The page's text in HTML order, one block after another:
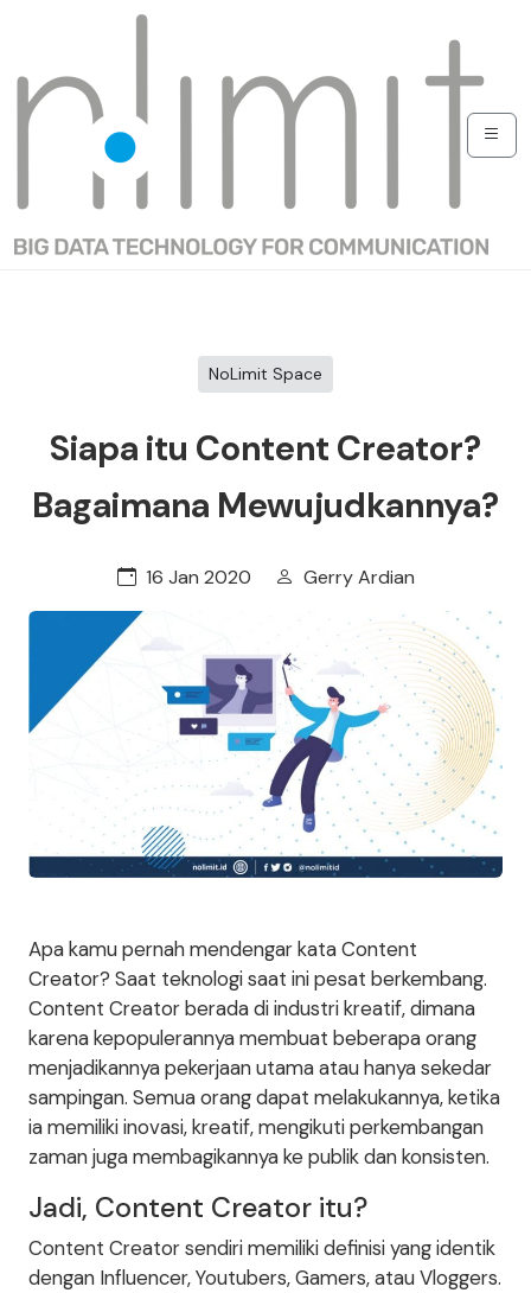
NoLimit Space
Siapa itu Content Creator?
Bagaimana Mewujudkannya?
16 Jan 2020 Gerry Ardian
Apa kamu pernah mendengar kata Content
Creator? Saat teknologi saat ini pesat berkembang.
Content Creator berada di industri kreatif, dimana
karena kepopulerannya membuat beberapa orang
menjadikannya pekerjaan utama atau hanya sekedar
sampingan. Semua orang dapat melakukannya, ketika
ia memiliki inovasi, kreatif, mengikuti perkembangan
zaman juga membagikannya ke publik dan konsisten.
Jadi, Content Creator itu?
Content Creator sendiri memiliki definisi yang identik
dengan Influencer, Youtubers, Gamers, atau Vloggers.